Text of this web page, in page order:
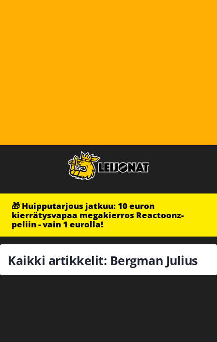
🎁 Huipputarjous jatkuu: 10 euron
kierrätysvapaa megakierros Reactoonz-
peliin - vain 1 eurolla!
Kaikki artikkelit: Bergman Julius